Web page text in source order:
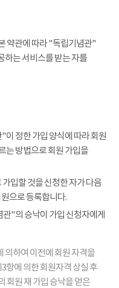
약관에 따라 "독립기념관"
는 서비스를 받는 자를
정한 가입 양식에 따라 회원
는 방법으로 회원 가입을
입할 것을 신청한 자가 다음
으로 등록합니다.
"의 승낙이 가입 신청자에게
의하여 이전에 회원 자격을
항에 의한 회원자격 상실 후
회원 재 가입 승낙을 얻은